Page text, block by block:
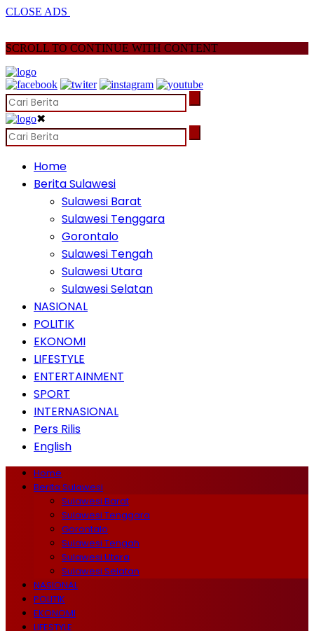
CLOSE ADS
SCROLL TO CONTINUE WITH CONTENT
✖
Home
Berita Sulawesi
Sulawesi Barat
Sulawesi Tenggara
Gorontalo
Sulawesi Tengah
Sulawesi Utara
Sulawesi Selatan
NASIONAL
POLITIK
EKONOMI
LIFESTYLE
ENTERTAINMENT
SPORT
INTERNASIONAL
Pers Rilis
English
Home
Berita Sulawesi
Sulawesi Barat
Sulawesi Tenggara
Gorontalo
Sulawesi Tengah
Sulawesi Utara
Sulawesi Selatan
NASIONAL
POLITIK
EKONOMI
LIFESTYLE